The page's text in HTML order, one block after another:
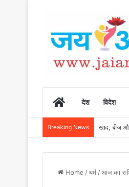
Homeदेश विदेश
Breaking News खाद, बीज
Home /धर्म/आज का